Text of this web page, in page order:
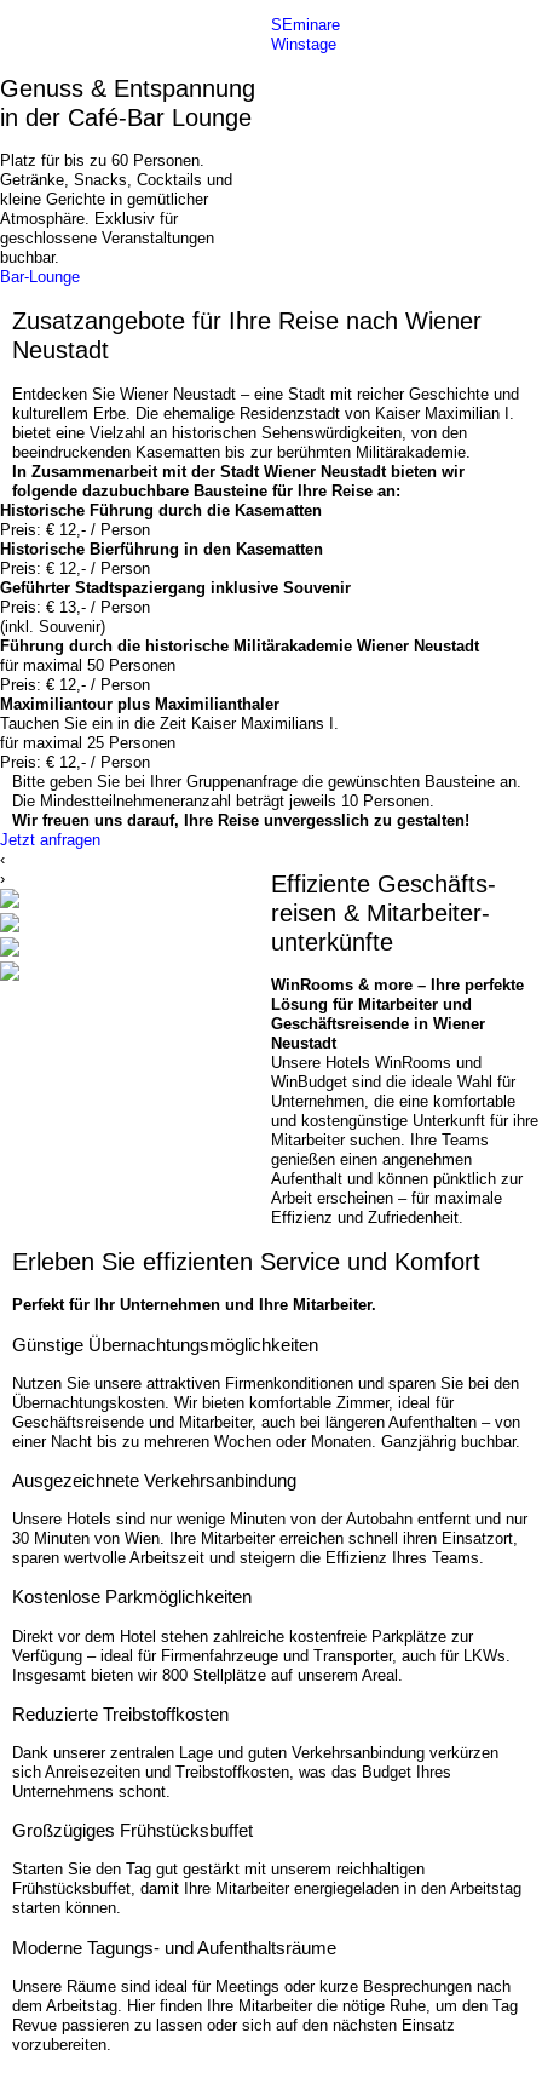
SEminare
Winstage
Genuss & Entspannung
in der Café-Bar Lounge
Platz für bis zu 60 Personen.
Getränke, Snacks, Cocktails und
kleine Gerichte in gemütlicher
Atmosphäre. Exklusiv für
geschlossene Veranstaltungen
buchbar.
Bar-Lounge
Zusatzangebote für Ihre Reise nach Wiener
Neustadt
Entdecken Sie Wiener Neustadt – eine Stadt mit reicher Geschichte und
kulturellem Erbe. Die ehemalige Residenzstadt von Kaiser Maximilian I.
bietet eine Vielzahl an historischen Sehenswürdigkeiten, von den
beeindruckenden Kasematten bis zur berühmten Militärakademie.
In Zusammenarbeit mit der Stadt Wiener Neustadt bieten wir
folgende dazubuchbare Bausteine für Ihre Reise an:
Historische Führung durch die Kasematten
Preis: € 12,- / Person
Historische Bierführung in den Kasematten
Preis: € 12,- / Person
Geführter Stadtspaziergang inklusive Souvenir
Preis: € 13,- / Person
(inkl. Souvenir)
Führung durch die historische Militärakademie Wiener Neustadt
für maximal 50 Personen
Preis: € 12,- / Person
Maximiliantour plus Maximilianthaler
Tauchen Sie ein in die Zeit Kaiser Maximilians I.
für maximal 25 Personen
Preis: € 12,- / Person
Bitte geben Sie bei Ihrer Gruppenanfrage die gewünschten Bausteine an.
Die Mindestteilnehmeneranzahl beträgt jeweils 10 Personen.
Wir freuen uns darauf, Ihre Reise unvergesslich zu gestalten!
Jetzt anfragen
‹
›
Effiziente Geschäfts­
reisen & Mitarbeiter­
unterkünfte
WinRooms & more – Ihre perfekte
Lösung für Mitarbeiter und
Geschäftsreisende in Wiener
Neustadt
Unsere Hotels WinRooms und
WinBudget sind die ideale Wahl für
Unternehmen, die eine komfortable
und kostengünstige Unterkunft für ihre
Mitarbeiter suchen. Ihre Teams
genießen einen angenehmen
Aufenthalt und können pünktlich zur
Arbeit erscheinen – für maximale
Effizienz und Zufriedenheit.
Erleben Sie effizienten Service und Komfort
Perfekt für Ihr Unternehmen und Ihre Mitarbeiter.
Günstige Übernachtungs­möglichkeiten
Nutzen Sie unsere attraktiven Firmenkonditionen und sparen Sie bei den
Übernachtungskosten. Wir bieten komfortable Zimmer, ideal für
Geschäftsreisende und Mitarbeiter, auch bei längeren Aufenthalten – von
einer Nacht bis zu mehreren Wochen oder Monaten. Ganzjährig buchbar.
Ausgezeichnete Verkehrs­anbindung
Unsere Hotels sind nur wenige Minuten von der Autobahn entfernt und nur
30 Minuten von Wien. Ihre Mitarbeiter erreichen schnell ihren Einsatzort,
sparen wertvolle Arbeitszeit und steigern die Effizienz Ihres Teams.
Kostenlose Park­möglichkeiten
Direkt vor dem Hotel stehen zahlreiche kostenfreie Parkplätze zur
Verfügung – ideal für Firmenfahrzeuge und Transporter, auch für LKWs.
Insgesamt bieten wir 800 Stellplätze auf unserem Areal.
Reduzierte Treibstoffkosten
Dank unserer zentralen Lage und guten Verkehrsanbindung verkürzen
sich Anreisezeiten und Treibstoffkosten, was das Budget Ihres
Unternehmens schont.
Großzügiges Frühstücks­buffet
Starten Sie den Tag gut gestärkt mit unserem reichhaltigen
Frühstücksbuffet, damit Ihre Mitarbeiter energiegeladen in den Arbeitstag
starten können.
Moderne Tagungs- und Aufenthalts­räume
Unsere Räume sind ideal für Meetings oder kurze Besprechungen nach
dem Arbeitstag. Hier finden Ihre Mitarbeiter die nötige Ruhe, um den Tag
Revue passieren zu lassen oder sich auf den nächsten Einsatz
vorzubereiten.